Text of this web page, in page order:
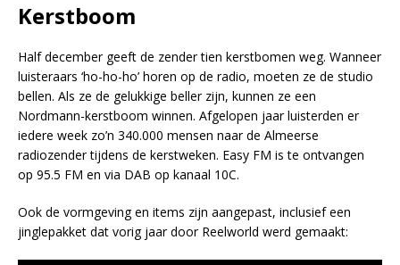
Kerstboom
Half december geeft de zender tien kerstbomen weg. Wanneer
luisteraars ‘ho-ho-ho’ horen op de radio, moeten ze de studio
bellen. Als ze de gelukkige beller zijn, kunnen ze een
Nordmann-kerstboom winnen. Afgelopen jaar luisterden er
iedere week zo’n 340.000 mensen naar de Almeerse
radiozender tijdens de kerstweken. Easy FM is te ontvangen
op 95.5 FM en via DAB op kanaal 10C.
Ook de vormgeving en items zijn aangepast, inclusief een
jinglepakket dat vorig jaar door Reelworld werd gemaakt: